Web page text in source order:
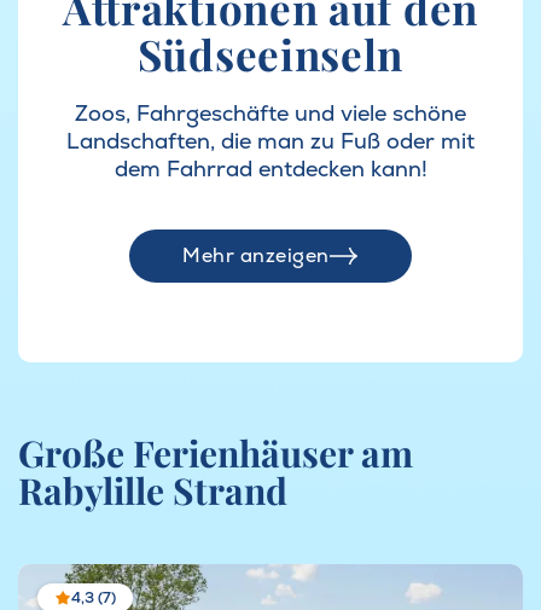
Südseeinseln
Zoos, Fahrgeschäfte und viele schöne
Landschaften, die man zu Fuß oder mit
dem Fahrrad entdecken kann!
Mehr anzeigen
Große Ferienhäuser am
Rabylille Strand
4,3 (7)